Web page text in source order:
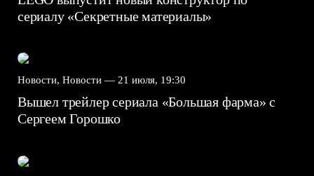
сериалу «Секретные материалы»
Новости, Новости — 21 июля, 19:30
Вышел трейлер сериала «Большая фарма» с
Сергеем Горошко